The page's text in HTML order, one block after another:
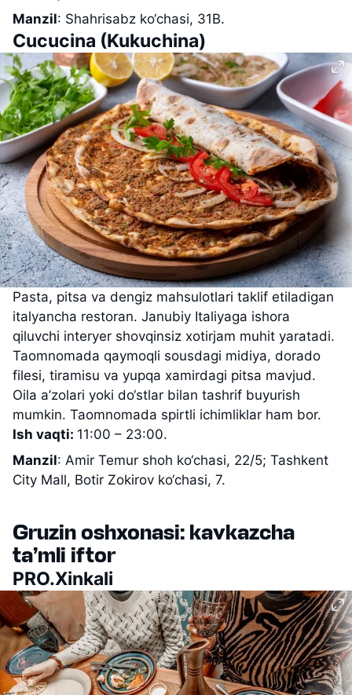
Manzil: Shahrisabz ko‘chasi, 31B.
Cucucina (Kukuchina)
Pasta, pitsa va dengiz mahsulotlari taklif etiladigan
italyancha restoran. Janubiy Italiyaga ishora
qiluvchi interyer shovqinsiz xotirjam muhit yaratadi.
Taomnomada qaymoqli sousdagi midiya, dorado
filesi, tiramisu va yupqa xamirdagi pitsa mavjud.
Oila a’zolari yoki do‘stlar bilan tashrif buyurish
mumkin. Taomnomada spirtli ichimliklar ham bor.
Ish vaqti: 11:00 – 23:00.
Manzil: Amir Temur shoh ko‘chasi, 22/5; Tashkent
City Mall, Botir Zokirov ko‘chasi, 7.
Gruzin oshxonasi: kavkazcha
ta’mli iftor
PRO.Xinkali